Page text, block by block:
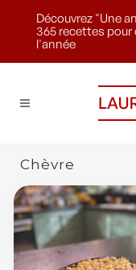
Découvrez "Une
365 recettes
l'année
Chèvre